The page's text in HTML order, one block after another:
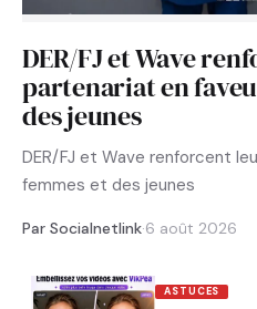
DER/FJ et Wave
partenariat en
des jeunes
DER/FJ et Wave renforcent
femmes et des jeunes
Par Socialnetlink·6 août 2026
ASTUCES